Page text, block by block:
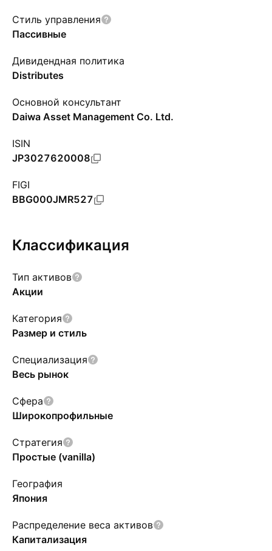
Стиль управления
Пассивные
Дивидендная политика
Distributes
Основной консультант
Daiwa Asset Management Co. Ltd.
ISIN
JP3027620008
FIGI
BBG000JMR527
Классификация
Тип активов
Акции
Категория
Размер и стиль
Специализация
Весь рынок
Сфера
Широкопрофильные
Стратегия
Простые (vanilla)
География
Япония
Распределение веса активов
Капитализация